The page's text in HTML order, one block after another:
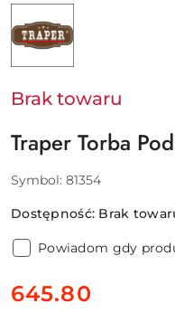
NAZWA
PRODUCENTA:
TRAPER
Brak towaru
Traper Torba
Symbol: 81354
Dostępność: Brak
Powiadom gdy
cena:
645.80